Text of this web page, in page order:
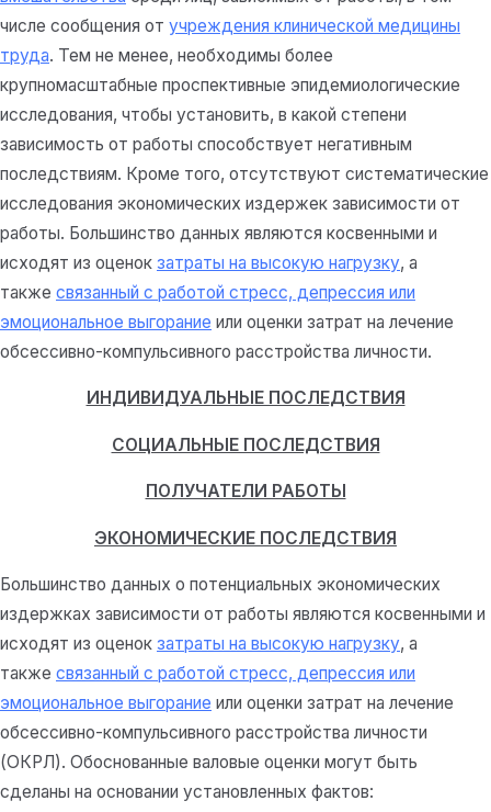
числе сообщения от учреждения клинической медицины
труда. Тем не менее, необходимы более
крупномасштабные проспективные эпидемиологические
исследования, чтобы установить, в какой степени
зависимость от работы способствует негативным
последствиям. Кроме того, отсутствуют систематические
исследования экономических издержек зависимости от
работы. Большинство данных являются косвенными и
исходят из оценок затраты на высокую нагрузку, а
также связанный с работой стресс, депрессия или
эмоциональное выгорание или оценки затрат на лечение
обсессивно-компульсивного расстройства личности.
ИНДИВИДУАЛЬНЫЕ ПОСЛЕДСТВИЯ
СОЦИАЛЬНЫЕ ПОСЛЕДСТВИЯ
ПОЛУЧАТЕЛИ РАБОТЫ
ЭКОНОМИЧЕСКИЕ ПОСЛЕДСТВИЯ
Большинство данных о потенциальных экономических
издержках зависимости от работы являются косвенными и
исходят из оценок затраты на высокую нагрузку, а
также связанный с работой стресс, депрессия или
эмоциональное выгорание или оценки затрат на лечение
обсессивно-компульсивного расстройства личности
(ОКРЛ). Обоснованные валовые оценки могут быть
сделаны на основании установленных фактов: